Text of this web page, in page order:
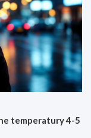
temperatury 4-5